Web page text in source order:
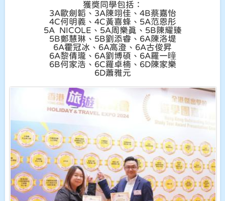
獲獎同學包括：
3A歐劍韜、3A陳翊佳、4B蔡嘉怡
4C何明義、4C黃喜蜂、5A范恩彤
5A NICOLE、5A周樂真、5B陳耀臻
5B鄭慧琳、5B劉添睿、6A陳洛堤
6A霍冠冰、6A高澄、6A古俊昇
6A黎倩瓏、6A劉博碩、6A羅一曈
6B何家浩、6C羅卓楠、6D陳家樂
6D蕭雅元